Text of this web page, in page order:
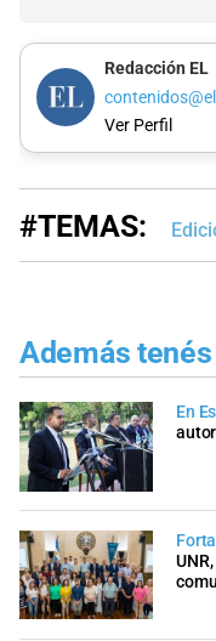
Redacción EL
Ver Perfil
#TEMAS:
Además
En